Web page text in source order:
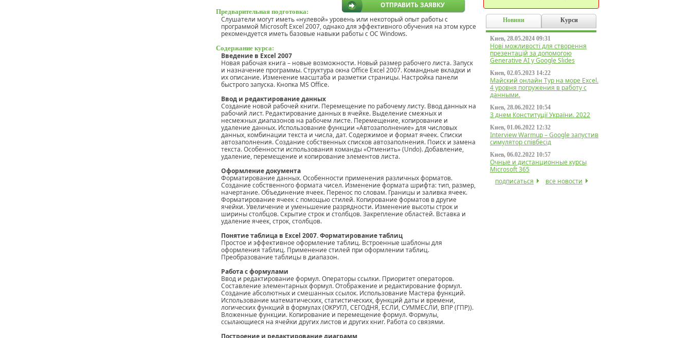
ОТПРАВИТЬ ЗАЯВКУ
Предварительная подготовка:
Слушатели могут иметь «нулевой» уровень или некоторый опыт работы с
программой Microsoft Excel 2007, однако для эффективного обучения на этом курсе
рекомендуется иметь базовые навыки работы с ОС Windows.
Содержание курса:
Введение в Excel 2007
Новая рабочая книга – новые возможности. Новый размер рабочего листа. Запуск
и назначение программы. Структура окна Office Excel 2007. Командные вкладки и
их описание. Изменение масштаба и разметки страницы. Настройка панели
быстрого запуска. Кнопка MS Office.
Ввод и редактирование данных
Создание новой рабочей книги. Перемещение по рабочему листу. Ввод данных на
рабочий лист. Редактирование данных в ячейке. Выделение смежных и
несмежных диапазонов на рабочем листе. Перемещение, копирование и
удаление данных. Использование функции «Автозаполнение» для числовых
данных, комбинации текста и числа, дат. Содержимое и формат ячеек. Списки
автозаполнения. Создание собственных списков автозаполнения. Поиск и замена
текста. Особенности использования команды «Отменить» (Undo). Добавление,
удаление, перемещение и копирование элементов листа.
Оформление документа
Форматирование данных. Особенности применения различных форматов.
Создание собственного формата чисел. Изменение формата шрифта: тип, размер,
начертание. Объединение ячеек. Перенос по словам. Границы и заливка ячеек.
Форматирование ячеек с помощью стилей. Копирование форматов в другие
ячейки. Увеличение и уменьшение разрядности. Изменение высоты строк и
ширины столбцов. Скрытие строк и столбцов. Закрепление областей. Вставка и
удаление ячеек, строк, столбцов.
Понятие таблица в Excel 2007. Форматирование таблиц
Простое и эффективное оформление таблиц. Встроенные шаблоны для
оформления таблиц. Применение стилей при оформлении таблиц.
Преобразование таблицы в диапазон.
Работа с формулами
Ввод и редактирование формул. Операторы ссылки. Приоритет операторов.
Составление элементарных формул. Отображение и редактирование формул.
Создание абсолютных и смешанных ссылок. Использование Мастера функций.
Использование математических, статистических, функций даты и времени,
логических функций в формулах (ОКРУГЛ, СЕГОДНЯ, ЕСЛИ, СУММЕСЛИ, ВПР (ГПР)).
Вложенные функции. Копирование и перемещение формул. Формулы,
ссылающиеся на ячейки других листов и других книг. Работа со связями.
Построение и редактирование диаграмм
Новини Курси
Киев, 28.05.2024 09:31
Нові можливості для створення
презентацій за допомогою
Generative AI у Google Slides
Киев, 02.05.2023 14:22
Майский онлайн Тур на море Excel.
4 уровня погружения в работу с
данными.
Киев, 28.06.2022 10:54
З днем Конституції України. 2022
Киев, 01.06.2022 12:32
Interview Warmup – Google запустив
симулятор співбесід
Киев, 06.02.2022 10:57
Очные и дистанционные курсы
Microsoft 365
подписаться
все новости